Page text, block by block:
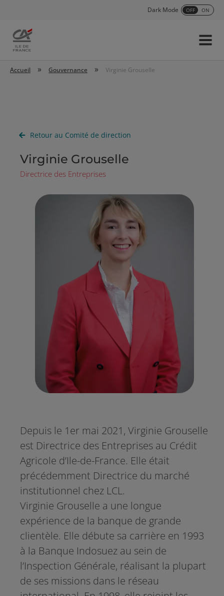
Dark Mode OFF ON
Accueil
Menu
Accueil » Gouvernance » Virginie Grouselle
Retour au Comité de direction
Virginie Grouselle
Directrice des Entreprises
Depuis le 1er mai 2021, Virginie Grouselle
est Directrice des Entreprises au Crédit
Agricole d’Ile-de-France. Elle était
précédemment Directrice du marché
institutionnel chez LCL.
Virginie Grouselle a une longue
expérience de la banque de grande
clientèle. Elle débute sa carrière en 1993
à la Banque Indosuez au sein de
l’Inspection Générale, réalisant la plupart
de ses missions dans le réseau